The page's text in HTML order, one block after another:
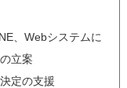
、Webシステムに
立案
定の支援